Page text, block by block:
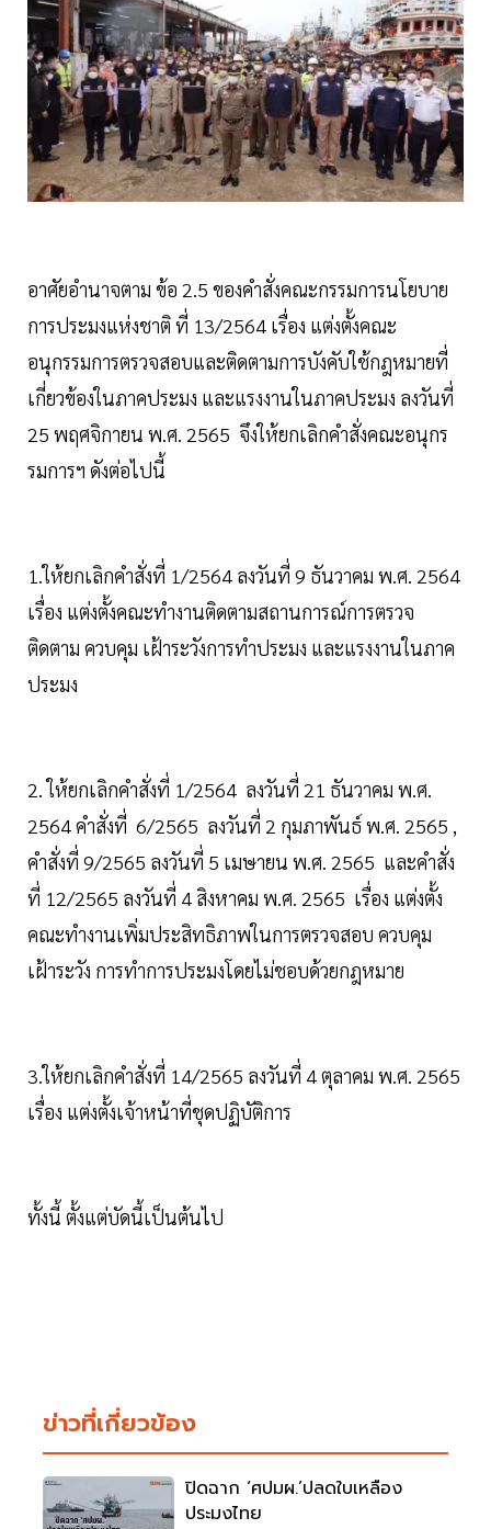
อาศัยอำนาจตาม ข้อ 2.5 ของคำสั่งคณะกรรมการนโยบาย
การประมงแห่งชาติ ที่ 13/2564 เรื่อง แต่งตั้งคณะ
อนุกรรมการตรวจสอบและติดตามการบังคับใช้กฎหมายที่
เกี่ยวข้องในภาคประมง และแรงงานในภาคประมง ลงวันที่
25 พฤศจิกายน พ.ศ. 2565 จึงให้ยกเลิกคำสั่งคณะอนุกร
รมการฯ ดังต่อไปนี้
1.ให้ยกเลิกคำสั่งที่ 1/2564 ลงวันที่ 9 ธันวาคม พ.ศ. 2564
เรื่อง แต่งตั้งคณะทำงานติดตามสถานการณ์การตรวจ
ติดตาม ควบคุม เฝ้าระวังการทำประมง และแรงงานในภาค
ประมง
2. ให้ยกเลิกคำสั่งที่ 1/2564 ลงวันที่ 21 ธันวาคม พ.ศ.
2564 คำสั่งที่ 6/2565 ลงวันที่ 2 กุมภาพันธ์ พ.ศ. 2565 ,
คำสั่งที่ 9/2565 ลงวันที่ 5 เมษายน พ.ศ. 2565 และคำสั่ง
ที่ 12/2565 ลงวันที่ 4 สิงหาคม พ.ศ. 2565 เรื่อง แต่งตั้ง
คณะทำงานเพิ่มประสิทธิภาพในการตรวจสอบ ควบคุม
เฝ้าระวัง การทำการประมงโดยไม่ชอบด้วยกฎหมาย
3.ให้ยกเลิกคำสั่งที่ 14/2565 ลงวันที่ 4 ตุลาคม พ.ศ. 2565
เรื่อง แต่งตั้งเจ้าหน้าที่ชุดปฏิบัติการ
ทั้งนี้ ตั้งแต่บัดนี้เป็นต้นไป
ข่าวที่เกี่ยวข้อง
ปิดฉาก ‘ศปมผ.’ปลดใบเหลือง
ประมงไทย